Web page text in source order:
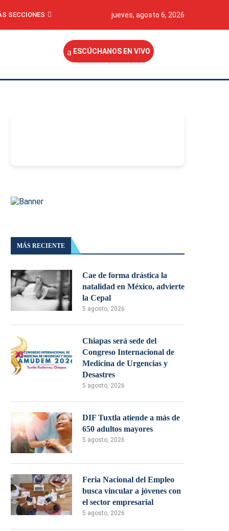
SECCIONES jueves, agosto 6, 2026
ESCÚCHANOS EN VIVO
MÁS RECIENTE
Cae de forma drástica la
natalidad en México, advierte
la Cepal
5 agosto, 2026
Chiapas será sede del
Congreso Internacional de
Medicina de Urgencias y
Desastres
5 agosto, 2026
DIF Tuxtla atiende a más de
650 adultos mayores
5 agosto, 2026
Feria Nacional del Empleo
busca vincular a jóvenes con
el sector empresarial
5 agosto, 2026